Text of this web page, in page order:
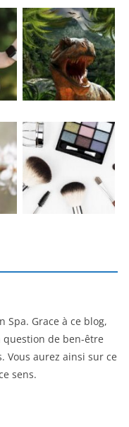
Spa. Grace à ce blog,
question de ben-être
Vous aurez ainsi sur ce
sens.